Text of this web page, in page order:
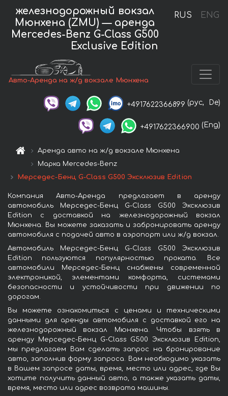
RUS ENG
железнодорожный вокзал
Мюнхена (ZMU) — аренда
Mercedes-Benz G-Class G500
Exclusive Edition
Авто-Аренда на ж/д вокзале Мюнхена
+4917622366899 (рус, De)
+4917622366900 (Eng)
Аренда авто на ж/д вокзале Мюнхена
Марка Mercedes-Benz
Мерседес-Бенц G-Class G500 Эксклюзив Edition
Компания Авто-Аренда предлагает в аренду
автомобиль Мерседес-Бенц G-Class G500 Эксклюзив
Edition с доставкой на железнодорожный вокзал
Мюнхена. Вы можете заказать и забронировать аренду
автомобиля с подачей авто в аэропорт или ж/д вокзал.
Автомобиль Мерседес-Бенц G-Class G500 Эксклюзив
Edition пользуются популярностью проката. Все
автомобили Мерседес-Бенц снабжены современной
электроникой, элементами комфорта, системами
безопасности и устойчивости при движении по
дорогам.
Вы можете ознакомиться с ценами и техническими
данными для аренды автомобиля с доставкой его на
железнодорожный вокзал Мюнхена. Чтобы взять в
аренду Мерседес-Бенц G-Class G500 Эксклюзив Edition,
мы предлагаем Вам сделать запрос на бронирование
авто, заполнив форму запроса. Вам необходимо указать
в Вашем запросе даты, время, место или адрес, где Вы
хотите получить данный авто, а также указать даты,
время, место или адрес возврата машины.